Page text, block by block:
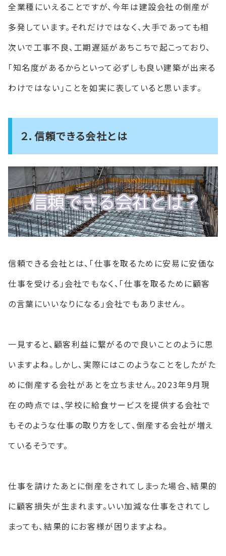
全業種にいえることですが、今年は建設会社の倒産が
多発しています。それだけではなく、大手であっても相
次いで工事不良、工期遅延があちこちで起こっており、
「知名度があるからといって必ずしも良い建築が出来る
わけではない」ことを如実に表していると思います。
２．信頼できる会社とは
信頼できる会社とは、「仕事を取るために安易に安価な
仕事を受ける」会社でもなく、「仕事を取るために顧客
の言葉にいいなりになる」会社でもありません。
一見すると、顧客利益に繋がるので良いことのように思
いますよね。しかし、実際にはこのようなことをしたがた
めに倒産する会社があとを立ちません。2023年9月現
在の時点では、学校に給食サービスを提供する会社で
もそのような仕事の取り方をして、倒産する会社が増え
ているそうです。
仕事を請けたあとに倒産をされてしまった場合、結果的
に顧客損失が生まれます。いい加減な仕事をされてし
まっても、結果的にお客様が困りますよね。